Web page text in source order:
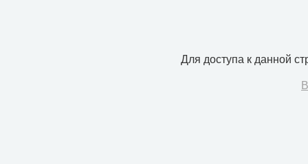
Для доступа к данной